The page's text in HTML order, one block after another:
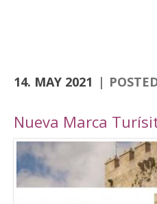
14. MAY 2021
Nueva Marca